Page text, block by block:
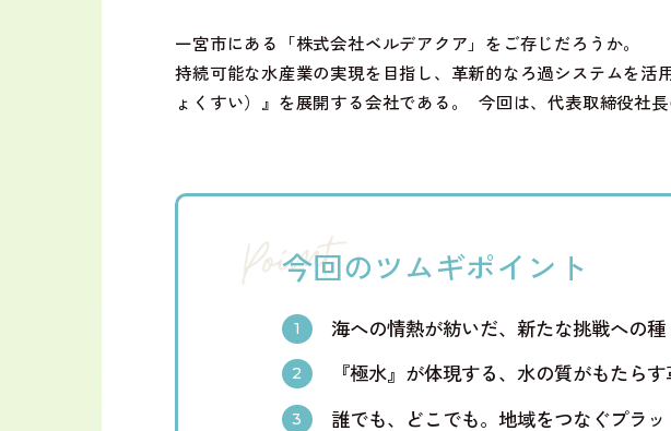
一宮市にある「株式会社ベルデアクア」をご存じだろうか。
持続可能な水産業の実現を目指し、革新的なろ過システムを
ょくすい）』を展開する会社である。 今回は、代表取締役社
今回のツムギポイント
海への情熱が紡いだ、新たな挑戦への種
『極水』が体現する、水の質がもたら
誰でも、どこでも。地域をつなぐプラ